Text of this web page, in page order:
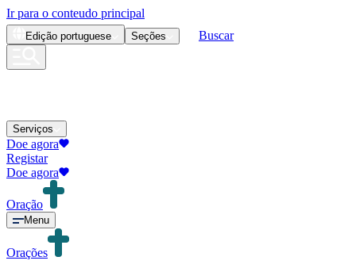
Ir para o conteudo principal
Edição portuguese Seções Buscar
Serviços
Doe agora
Registar
Doe agora
Oração
Menu
Orações